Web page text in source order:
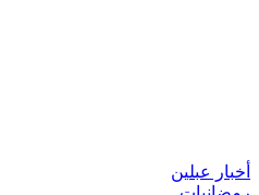
أخبار عبلين